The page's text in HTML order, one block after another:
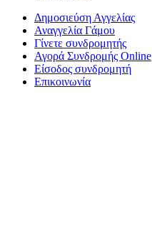
Δημοσιεύση Αγγελίας
Αναγγελία Γάμου
Γίνετε συνδρομητής
Αγορά Συνδρομής Online
Είσοδος συνδρομητή
Επικοινωνία